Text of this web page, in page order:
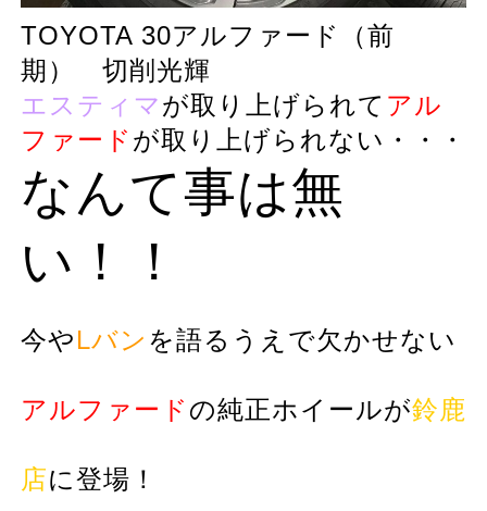
TOYOTA 30アルファード（前
期） 切削光輝
エスティマが取り上げられて アル
ファード が取り上げられない・・・
なんて事は無
い！！
今やLバン を語るうえで欠かせない
アルファード の純正ホイールが鈴鹿
店に登場！